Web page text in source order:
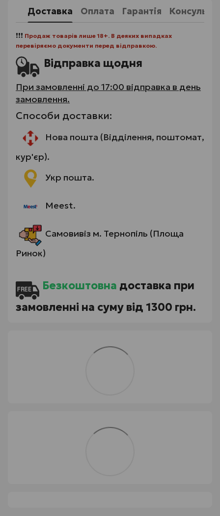
Доставка Оплата Гарантія
❗❗❗ Продаж товарів лише 18+. В деяких випадках
перевіряємо документи перед відправкою.
Відправка щодня
При замовленні до 17:00 відправка в день
замовлення.
Способи доставки:
Нова пошта (Відділення, поштомат,
кур'єр).
Укр пошта.
Meest.
Самовивіз м. Тернопіль (Площа
Ринок)
Безкоштовна доставка при
замовленні на суму від 1300 грн.